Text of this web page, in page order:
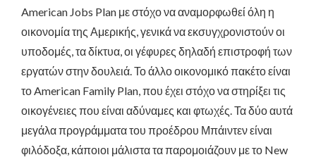
American Jobs Plan με στόχο να αναμορφωθεί όλη η
οικονομία της Αμερικής, γενικά να εκσυγχρονιστούν οι
υποδομές, τα δίκτυα, οι γέφυρες δηλαδή επιστροφή των
εργατών στην δουλειά. Το άλλο οικονομικό πακέτο είναι
το American Family Plan, που έχει στόχο να στηρίξει τις
οικογένειες που είναι αδύναμες και φτωχές. Τα δύο αυτά
μεγάλα προγράμματα του προέδρου Μπάιντεν είναι
φιλόδοξα, κάποιοι μάλιστα τα παρομοιάζουν με το New